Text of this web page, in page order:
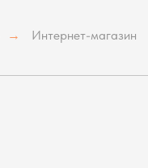
→ Интернет-магазин